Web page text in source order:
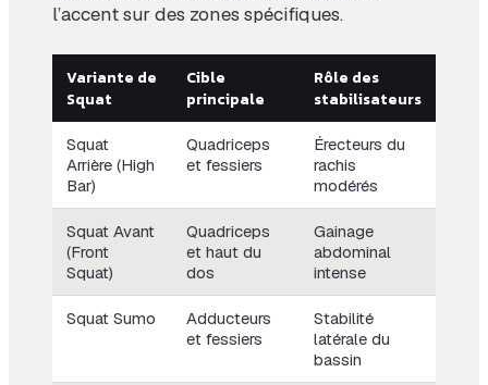
l’accent sur des zones spécifiques.
Variante de
Squat
Cible
principale
Rôle des
stabilisateurs
Squat
Arrière (High
Bar)
Quadriceps
et fessiers
Érecteurs du
rachis
modérés
Squat Avant
(Front
Squat)
Quadriceps
et haut du
dos
Gainage
abdominal
intense
Squat Sumo
Adducteurs
et fessiers
Stabilité
latérale du
bassin